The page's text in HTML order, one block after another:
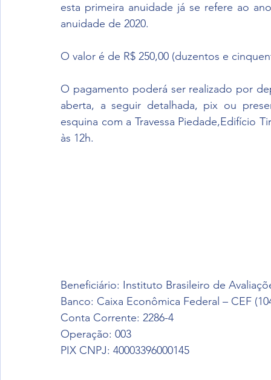
esta primeira anuidade já se refere ao
anuidade de 2020.
O valor é de R$ 250,00 (duzentos e
O pagamento poderá ser realizado por
aberta, a seguir detalhada, pix ou
esquina com a Travessa Piedade,Edifício
às 12h.
Beneficiário: Instituto Brasileiro de
Banco: Caixa Econômica Federal – CEF
Conta Corrente: 2286-4
Operação: 003
PIX CNPJ: 40003396000145